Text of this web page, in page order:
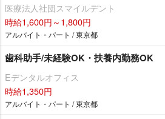
医療法人社団スマイルデント
時給1,600円～1,800円
アルバイト・パート / 東京都
歯科助手/未経験OK・扶養内勤務OK
Eデンタルオフィス
時給1,350円
アルバイト・パート / 東京都